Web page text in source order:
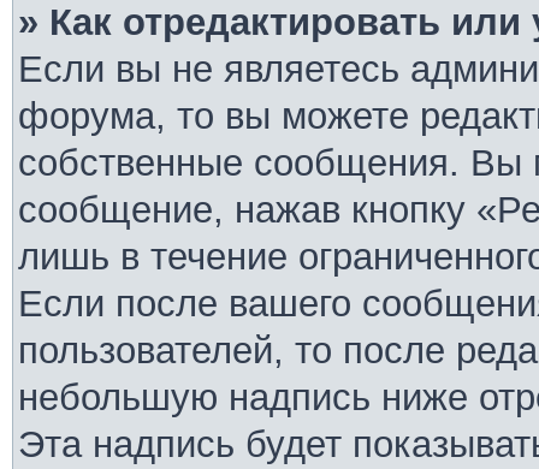
» Как отредактировать
Если вы не являетесь
форума, то вы можете
собственные сообщения. Вы
сообщение, нажав кнопку
лишь в течение
Если после вашего
пользователей, то после
небольшую надпись ниже
Эта надпись будет